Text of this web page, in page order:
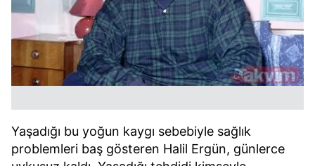
Yaşadığı bu yoğun kaygı sebebiyle sağlık
problemleri baş gösteren Halil Ergün, günlerce